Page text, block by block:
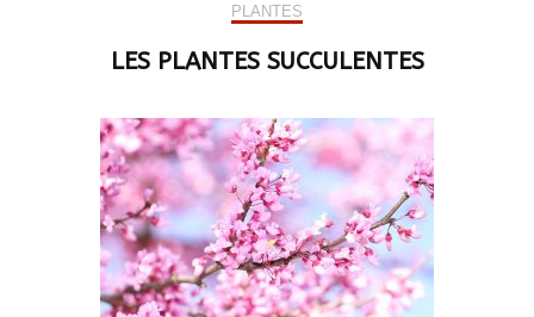
PLANTES
LES PLANTES SUCCULENTES